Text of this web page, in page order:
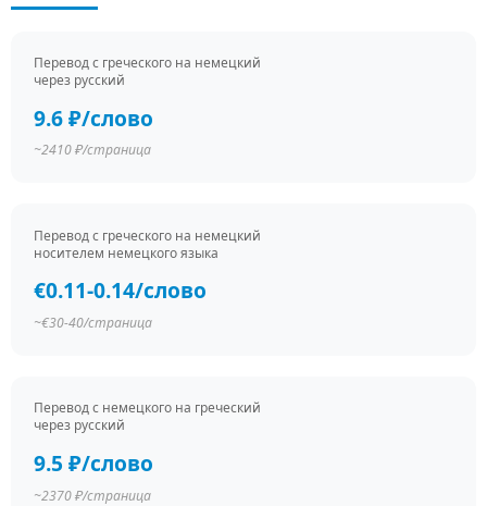
Перевод c греческого на немецкий
через русский
9.6 ₽/слово
~2410 ₽/страница
Перевод c греческого на немецкий
носителем немецкого языка
€0.11-0.14/слово
~€30-40/страница
Перевод c немецкого на греческий
через русский
9.5 ₽/слово
~2370 ₽/страница